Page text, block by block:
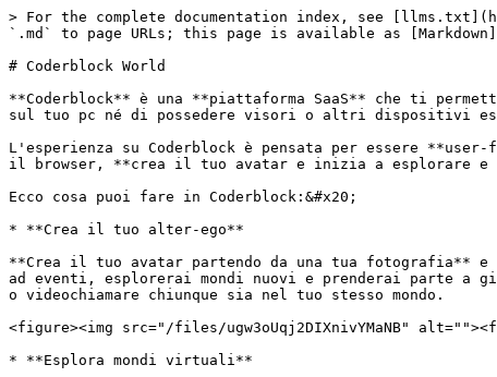
> For the complete documentation index, see
`.md` to page URLs; this page is available as
# Coderblock World
**Coderblock** è una **piattaforma SaaS** che ti
sul tuo pc né di possedere visori o altri dispositivi
L'esperienza su Coderblock è pensata per essere
il browser, **crea il tuo avatar e inizia a esplorare
Ecco cosa puoi fare in Coderblock:&#x20;
* **Crea il tuo alter-ego**
**Crea il tuo avatar partendo da una tua
ad eventi, esplorerai mondi nuovi e prenderai parte
o videochiamare chiunque sia nel tuo stesso mondo.
<figure><img src="/files/ugw3oUqj2DIXnivYMaNB"
* **Esplora mondi virtuali**